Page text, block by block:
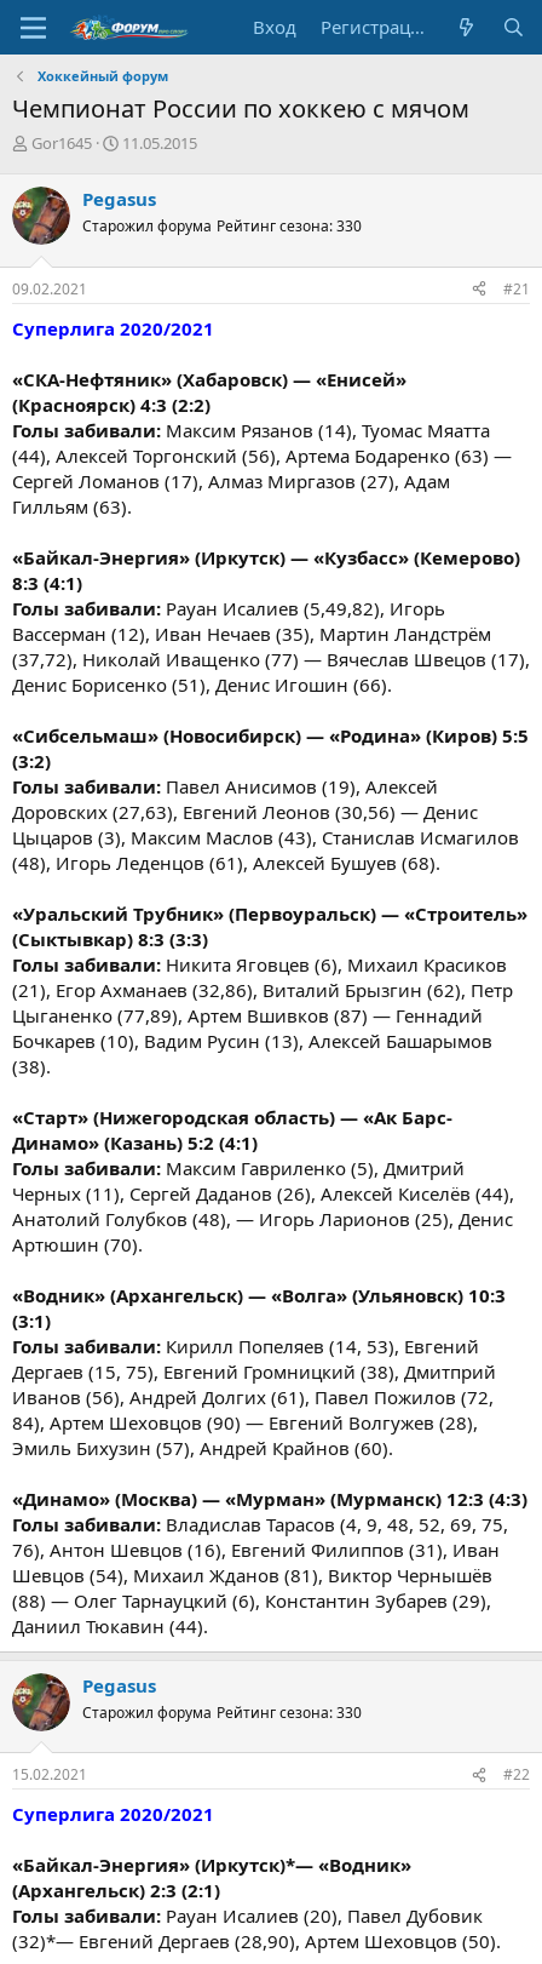
Вход Регистрация
Хоккейный форум
Чемпионат России по хоккею с мячом
А
т
о
р
т
е
м
Gor1645
Д
а
н
ч
а
11.05.2015
Pegasus
Старожил форума Рейтинг сезона: 330
09.02.2021 #21
Суперлига 2020/2021
«СКА-Нефтяник» (Хабаровск) — «Енисей»
(Красноярск) 4:3 (2:2)
Голы забивали: Максим Рязанов (14), Туомас Мяатта
(44), Алексей Торгонский (56), Артема Бодаренко (63) —
Сергей Ломанов (17), Алмаз Миргазов (27), Адам
Гилльям (63).
«Байкал-Энергия» (Иркутск) — «Кузбасс» (Кемерово)
8:3 (4:1)
Голы забивали: Рауан Исалиев (5,49,82), Игорь
Вассерман (12), Иван Нечаев (35), Мартин Ландстрём
(37,72), Николай Иващенко (77) — Вячеслав Швецов (17),
Денис Борисенко (51), Денис Игошин (66).
«Сибсельмаш» (Новосибирск) — «Родина» (Киров) 5:5
(3:2)
Голы забивали: Павел Анисимов (19), Алексей
Доровских (27,63), Евгений Леонов (30,56) — Денис
Цыцаров (3), Максим Маслов (43), Станислав Исмагилов
(48), Игорь Леденцов (61), Алексей Бушуев (68).
«Уральский Трубник» (Первоуральск) — «Строитель»
(Сыктывкар) 8:3 (3:3)
Голы забивали: Никита Яговцев (6), Михаил Красиков
(21), Егор Ахманаев (32,86), Виталий Брызгин (62), Петр
Цыганенко (77,89), Артем Вшивков (87) — Геннадий
Бочкарев (10), Вадим Русин (13), Алексей Башарымов
(38).
«Старт» (Нижегородская область) — «Ак Барс-
Динамо» (Казань) 5:2 (4:1)
Голы забивали: Максим Гавриленко (5), Дмитрий
Черных (11), Сергей Даданов (26), Алексей Киселёв (44),
Анатолий Голубков (48), — Игорь Ларионов (25), Денис
Артюшин (70).
«Водник» (Архангельск) — «Волга» (Ульяновск) 10:3
(3:1)
Голы забивали: Кирилл Попеляев (14, 53), Евгений
Дергаев (15, 75), Евгений Громницкий (38), Дмитприй
Иванов (56), Андрей Долгих (61), Павел Пожилов (72,
84), Артем Шеховцов (90) — Евгений Волгужев (28),
Эмиль Бихузин (57), Андрей Крайнов (60).
«Динамо» (Москва) — «Мурман» (Мурманск) 12:3 (4:3)
Голы забивали: Владислав Тарасов (4, 9, 48, 52, 69, 75,
76), Антон Шевцов (16), Евгений Филиппов (31), Иван
Шевцов (54), Михаил Жданов (81), Виктор Чернышёв
(88) — Олег Тарнауцкий (6), Константин Зубарев (29),
Даниил Тюкавин (44).
Pegasus
Старожил форума Рейтинг сезона: 330
15.02.2021 #22
Суперлига 2020/2021
«Байкал-Энергия» (Иркутск)*— «Водник»
(Архангельск) 2:3 (2:1)
Голы забивали: Рауан Исалиев (20), Павел Дубовик
(32)*— Евгений Дергаев (28,90), Артем Шеховцов (50).